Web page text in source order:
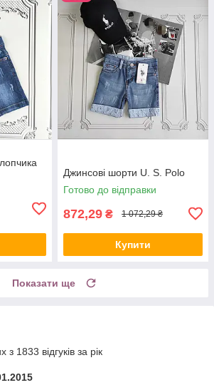
Джинсові шорти U. S. Polo
Готово до відправки
872,29 ₴ 1 072,29 ₴
Купити
Показати ще
1833 відгуків за рік